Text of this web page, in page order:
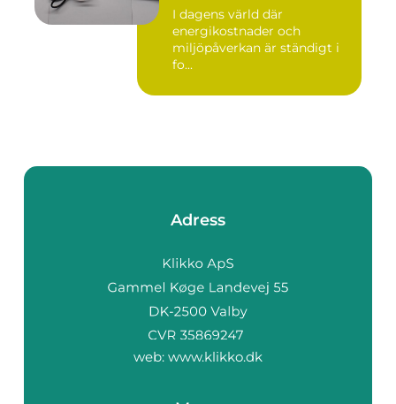
I dagens värld där
energikostnader och
miljöpåverkan är ständigt i
fo...
Adress
web: www.klikko.dk